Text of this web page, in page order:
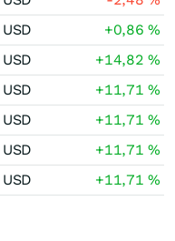
USD +0,86%
USD +14,82%
USD +11,71%
USD +11,71%
USD +11,71%
USD +11,71%